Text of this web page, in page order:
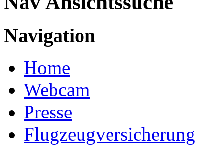
Navigation
Home
Webcam
Presse
Flugzeugversicherung